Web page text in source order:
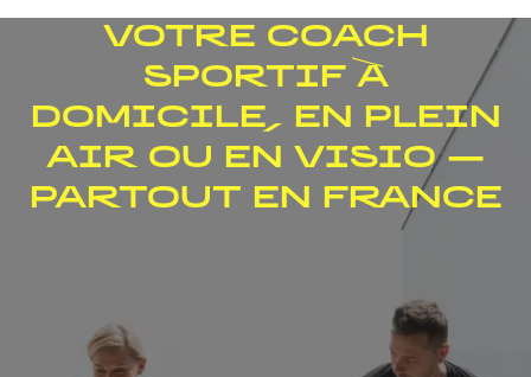
VOTRE COACH
SPORTIF À
DOMICILE, EN PLEIN
AIR OU EN VISIO —
PARTOUT EN FRANCE